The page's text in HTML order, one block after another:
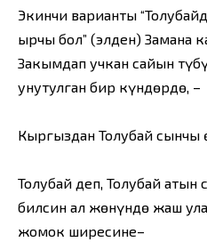
Экинчи варианты
ырчы бол” (элден) Замана
Закымдап учкан сайын
унутулган бир күндөрдө, –
Кыргыздан Толубай сынчы
Толубай деп, Толубай атын
билсин ал жөнүндө жаш
жомок ширесине–